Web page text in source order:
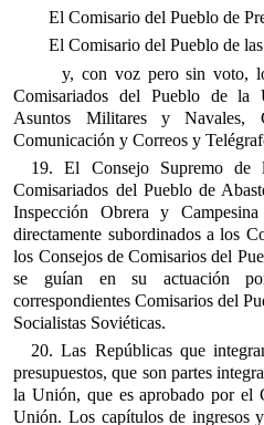
El Comisario del Pueblo de
El Comisario del Pueblo de
y, con voz pero sin voto,
Comisariados del Pueblo de la
Asuntos Militares y Navales,
Comunicación y Correos y
19. El Consejo Supremo
Comisariados del Pueblo de
Inspección Obrera y
directamente subordinados a los
los Consejos de Comisarios del
se guían en su actuación
correspondientes Comisarios del
Socialistas Soviéticas.
20. Las Repúblicas que
presupuestos, que son partes
la Unión, que es aprobado por el
Unión. Los capítulos de ingresos